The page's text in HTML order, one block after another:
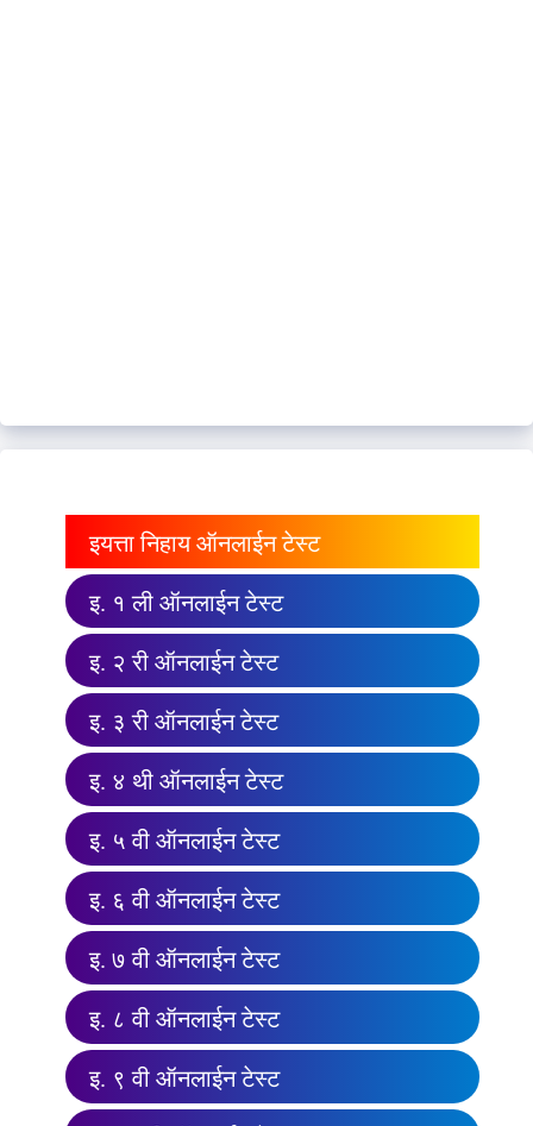
इयत्ता निहाय ऑनलाईन टेस्ट
इ. १ ली ऑनलाईन टेस्ट
इ. २ री ऑनलाईन टेस्ट
इ. ३ री ऑनलाईन टेस्ट
इ. ४ थी ऑनलाईन टेस्ट
इ. ५ वी ऑनलाईन टेस्ट
इ. ६ वी ऑनलाईन टेस्ट
इ. ७ वी ऑनलाईन टेस्ट
इ. ८ वी ऑनलाईन टेस्ट
इ. ९ वी ऑनलाईन टेस्ट